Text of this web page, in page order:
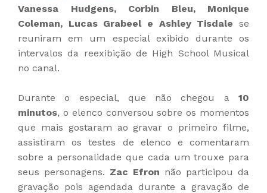
Vanessa Hudgens, Corbin Bleu, Monique
Coleman, Lucas Grabeel e Ashley Tisdale se
reuniram em um especial exibido durante os
intervalos da reexibição de High School Musical
no canal.
Durante o especial, que não chegou a 10
minutos, o elenco conversou sobre os momentos
que mais gostaram ao gravar o primeiro filme,
assistiram os testes de elenco e comentaram
sobre a personalidade que cada um trouxe para
seus personagens. Zac Efron não participou da
gravação pois agendada durante a gravação de